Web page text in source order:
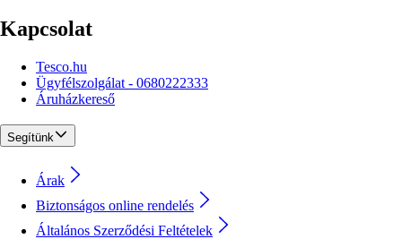
Kapcsolat
Tesco.hu
Ügyfélszolgálat - 0680222333
Áruházkereső
Segítünk
Árak
Biztonságos online rendelés
Általános Szerződési Feltételek